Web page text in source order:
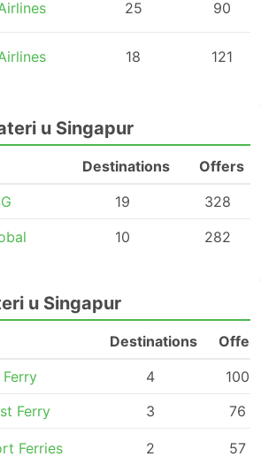
25 90
18 121
u Singapur
Destinations
Offers
19
328
10 282
u Singapur
Destinations
4
100
Ferry
3 76
Ferries 2 57